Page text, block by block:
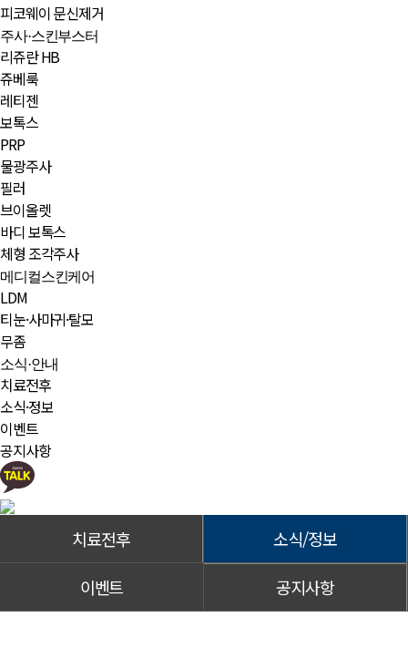
피코웨이 문신제거
주사·스킨부스터
리쥬란 HB
쥬베룩
레티젠
보톡스
PRP
물광주사
필러
브이올렛
바디 보톡스
체형 조각주사
메디컬스킨케어
LDM
티눈·사마귀·탈모
무좀
소식·안내
치료전후
소식·정보
이벤트
공지사항
치료전후 소식/정보
이벤트 공지사항